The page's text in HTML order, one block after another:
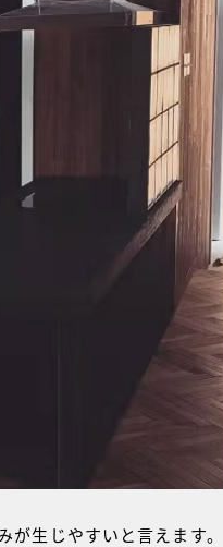
生じやすいと言えます。